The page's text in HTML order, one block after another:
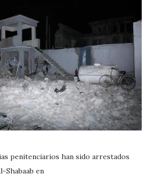
penitenciarios han sido arrestados
Shabaab en